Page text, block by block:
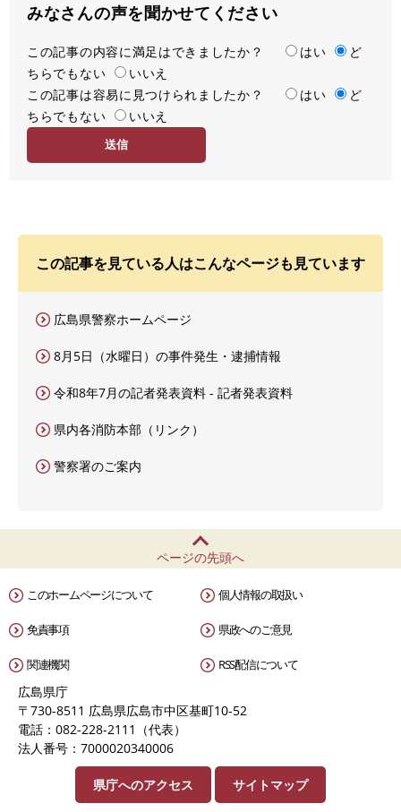
みなさんの声を聞かせてください
満
足
度
この記事の内容に満足はできましたか？ はい
ど
ちらでもない
いいえ
容
易
この記事は容易に見つけられましたか？ はい
ど
ちらでもない
いいえ
この記事を見ている人はこんなページも見ています
広島県警察ホームページ
8月5日（水曜日）の事件発生・逮捕情報
令和8年7月の記者発表資料 - 記者発表資料
県内各消防本部（リンク）
警察署のご案内
ページの先頭へ
このホームページについて 個人情報の取扱い
免責事項 県政へのご意見
関連機関 RSS配信について
広島県庁
〒730-8511 広島県広島市中区基町10-52
電話：082-228-2111（代表）
法人番号：7000020340006
県庁へのアクセス サイトマップ